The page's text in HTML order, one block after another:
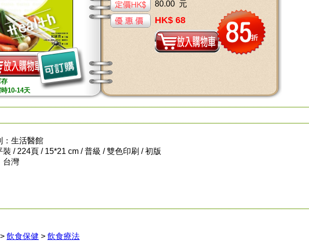
10-14天
80.00 元
HK$ 68
：生活醫館
裝 / 224頁 / 15*21 cm / 普級 / 雙色印刷 / 初版
台灣
> 飲食保健 > 飲食療法